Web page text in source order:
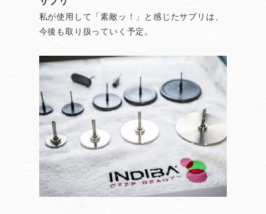
私が使用して「素敵ッ！」と感じたサプリは、
今後も取り扱っていく予定。